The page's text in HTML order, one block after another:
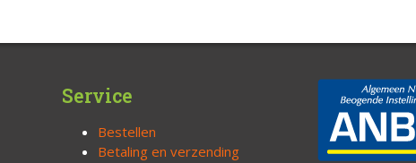
Service
Bestellen
Betaling en verzending